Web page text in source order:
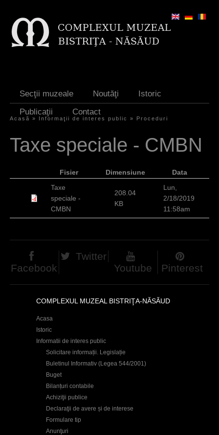
Secţii muzeale Noutăţi
Istoric
Publicaţii
Contact
ş
i
Acasă » Informaţii de interes public » Proceduri
Taxe speciale - CMBN
Fisier Dimensiune
Data
Taxe
speciale -
CMBN
208.04
KB
Lun,
2/18/2019
11:58am
Facebook
Twitter
Youtube
Pinterest
COMPLEXUL MUZEAL BISTRIŢA-NĂSĂUD
Acasa
Istoric
Informatii de interes public
Solicitare informații. Legislație
Buletinul Informativ (Legea 544/2001)
Buget
Bilanțuri contabile
Achiziţii publice
Declaraţii de avere și de interese
Formulare tip
Anunţuri